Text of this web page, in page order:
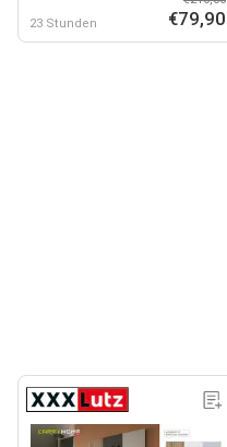
23 Stunden €79,90